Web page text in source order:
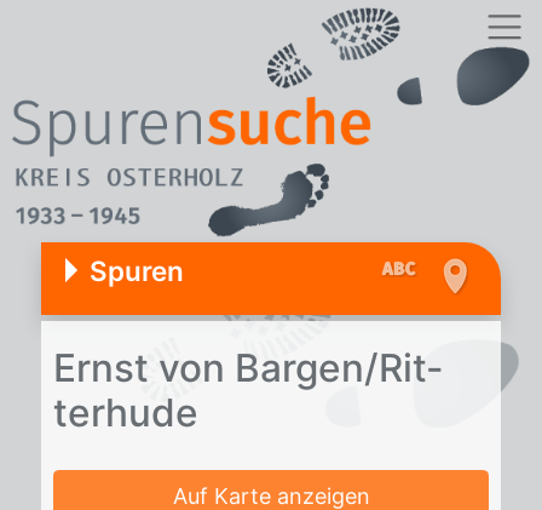
Spuren
Ernst von Bar­gen/​Rit­
ter­hu­de
Auf Karte anzeigen